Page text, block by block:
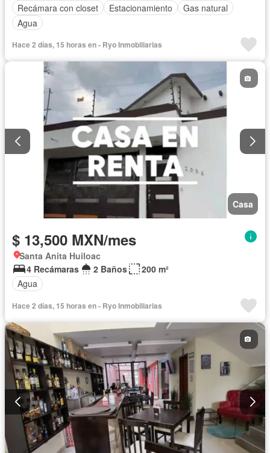
Recámara con closet
Estacionamiento
Gas natural
Agua
Hace 2 días, 15 horas en - Ryo Inmobiliarias
Casa
$ 13,500 MXN/mes
Santa Anita Huiloac
4 Recámaras
2 Baños
200 m²
Agua
Hace 2 días, 15 horas en - Ryo Inmobiliarias